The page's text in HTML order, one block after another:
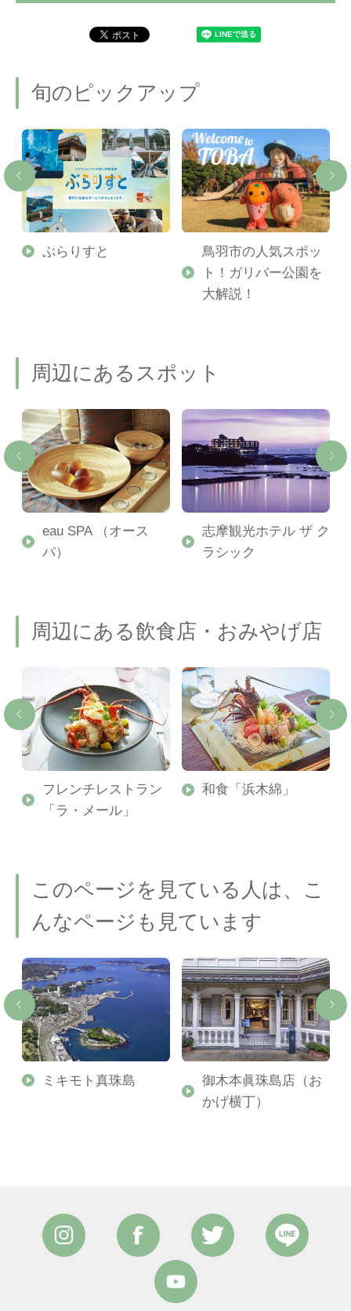
旬のピックアップ
ぶらりすと
鳥羽市の人気スポッ
ト！ガリバー公園を
大解説！
周辺にあるスポット
eau SPA （オース
パ）
志摩観光ホテル ザ ク
ラシック
周辺にある飲食店・おみやげ店
フレンチレストラン
「ラ・メール」
和食「浜木綿」
このページを見ている人は、こ
んなページも見ています
ミキモト真珠島
御木本眞珠島店（お
かげ横丁）